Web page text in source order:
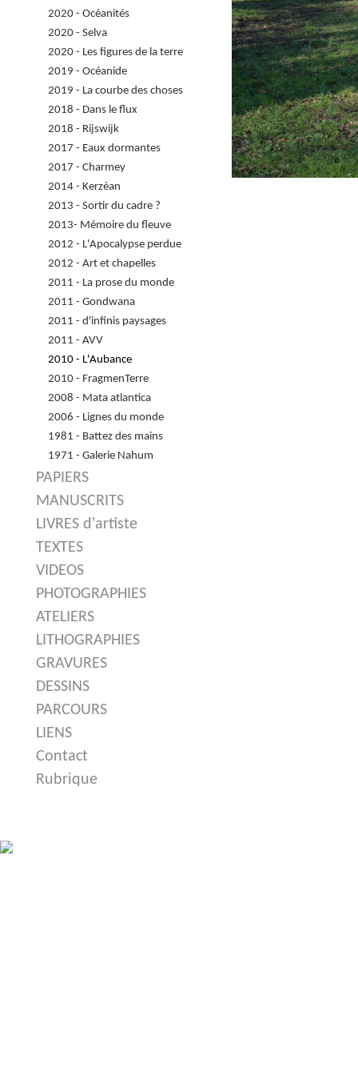
2020 - Océanités
2020 - Selva
2020 - Les figures de la terre
2019 - Océanide
2019 - La courbe des choses
2018 - Dans le flux
2018 - Rijswijk
2017 - Eaux dormantes
2017 - Charmey
2014 - Kerzéan
2013 - Sortir du cadre ?
2013- Mémoire du fleuve
2012 - L'Apocalypse perdue
2012 - Art et chapelles
2011 - La prose du monde
2011 - Gondwana
2011 - d'infinis paysages
2011 - AVV
2010 - L'Aubance
2010 - FragmenTerre
2008 - Mata atlantica
2006 - Lignes du monde
1981 - Battez des mains
1971 - Galerie Nahum
PAPIERS
MANUSCRITS
LIVRES d'artiste
TEXTES
VIDEOS
PHOTOGRAPHIES
ATELIERS
LITHOGRAPHIES
GRAVURES
DESSINS
PARCOURS
LIENS
Contact
Rubrique